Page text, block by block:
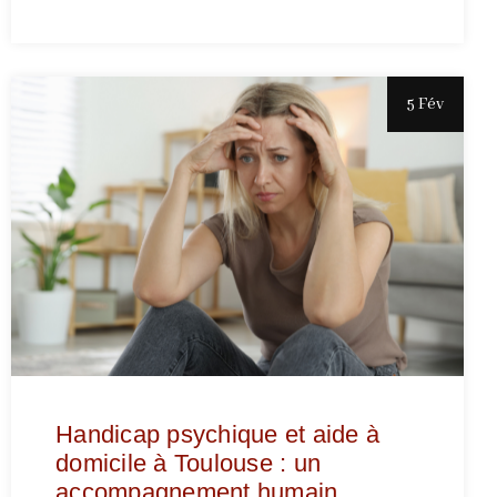
5 Fév
Handicap psychique et aide à
domicile à Toulouse : un